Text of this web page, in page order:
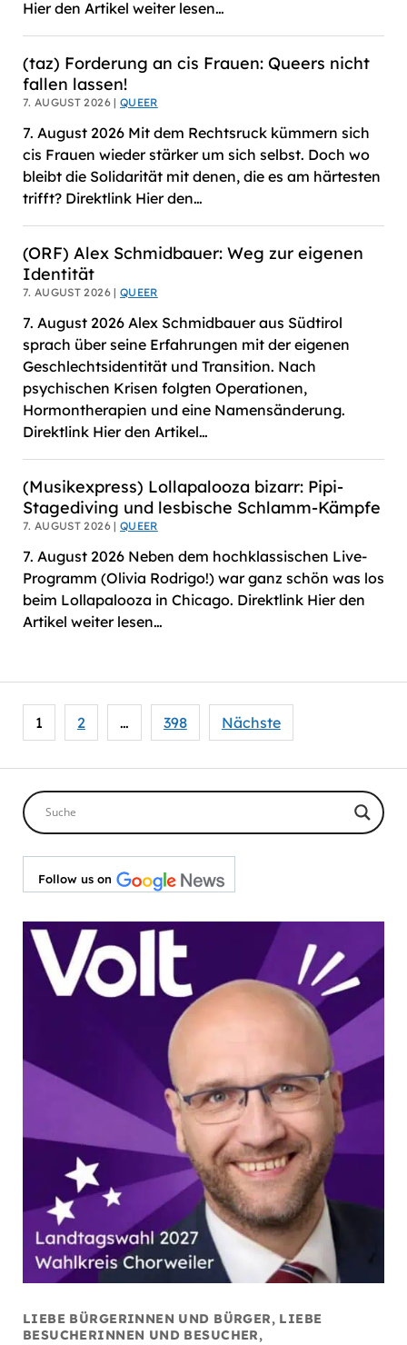
Hier den Artikel weiter lesen…
(taz) Forderung an cis Frauen: Queers nicht
fallen lassen!
7. AUGUST 2026 |QUEER
7. August 2026 Mit dem Rechtsruck kümmern sich
cis Frauen wieder stärker um sich selbst. Doch wo
bleibt die Solidarität mit denen, die es am härtesten
trifft? Direktlink Hier den…
(ORF) Alex Schmidbauer: Weg zur eigenen
Identität
7. AUGUST 2026 |QUEER
7. August 2026 Alex Schmidbauer aus Südtirol
sprach über seine Erfahrungen mit der eigenen
Geschlechtsidentität und Transition. Nach
psychischen Krisen folgten Operationen,
Hormontherapien und eine Namensänderung.
Direktlink Hier den Artikel…
(Musikexpress) Lollapalooza bizarr: Pipi-
Stagediving und lesbische Schlamm-Kämpfe
7. AUGUST 2026 |QUEER
7. August 2026 Neben dem hochklassischen Live-
Programm (Olivia Rodrigo!) war ganz schön was los
beim Lollapalooza in Chicago. Direktlink Hier den
Artikel weiter lesen…
Seitennummerierung
der
1 2 … 398 Nächste
Follow us on
LIEBE BÜRGERINNEN UND BÜRGER, LIEBE
BESUCHERINNEN UND BESUCHER,